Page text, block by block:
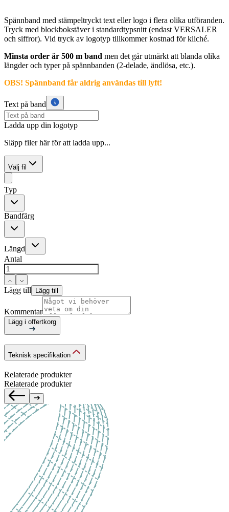
Spännband med stämpeltryckt text eller logo i flera olika utföranden.
Tryck med blockbokstäver i standardtypsnitt (endast VERSALER
och siffror). Vid tryck av logotyp tillkommer kostnad för kliché.
Minsta order är 500 m band men det går utmärkt att blanda olika
längder och typer på spännbanden (2-delade, ändlösa, etc.).
OBS! Spännband får aldrig användas till lyft!
Text på band
Ladda upp din logotyp
Släpp filer här för att ladda upp...
Välj fil
Typ
Bandfärg
Längd
Antal
Lägg till Lägg till
Kommentar
Lägg i offertkorg
Teknisk specifikation
Relaterade produkter
Relaterade produkter